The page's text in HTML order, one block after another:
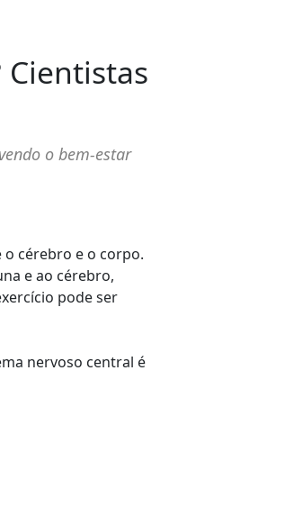
Cientistas
o bem-estar
cérebro e o corpo.
e ao cérebro,
pode ser
nervoso central é